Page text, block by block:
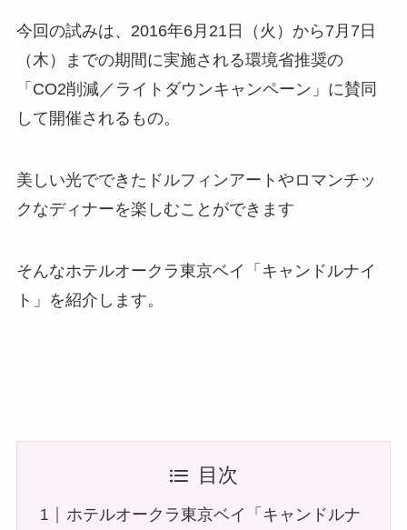
今回の試みは、2016年6月21日（火）から7月7日
（木）までの期間に実施される環境省推奨の
「CO2削減／ライトダウンキャンペーン」に賛同
して開催されるもの。
美しい光でできたドルフィンアートやロマンチッ
クなディナーを楽しむことができます
そんなホテルオークラ東京ベイ「キャンドルナイ
ト」を紹介します。
目次
ホテルオークラ東京ベイ「キャンドルナ